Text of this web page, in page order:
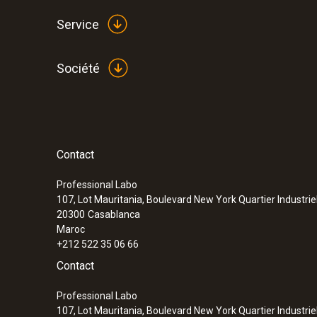
:0572 2014
capteurs intégrés pour la température,
la pression atmosphérique
Service
Société
Contact
Professional Labo
107, Lot Mauritania, Boulevard New York Quartier
20300 Casablanca
Maroc
+212 522 35 06 66
Contact
Professional Labo
107, Lot Mauritania, Boulevard New York Quartier